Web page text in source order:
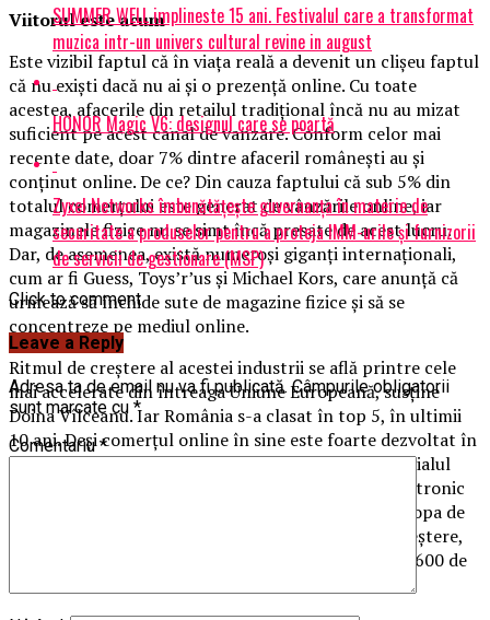
Viitorul este acum
Este vizibil faptul că în viaţa reală a devenit un clişeu faptul
că nu exişti dacă nu ai şi o prezenţă online. Cu toate
acestea, afacerile din retailul tradiţional încă nu au mizat
suficient pe acest canal de vanzare. Conform celor mai
recente date, doar 7% dintre afaceril româneşti au şi
conţinut online. De ce? Din cauza faptului că sub 5% din
totalul comerţului este generat de vânzările online, iar
magazinele fizice nu se simt încă presate de acest lucru.
Dar, de asemenea, există numeroşi giganţi internaţionali,
cum ar fi Guess, Toys’r’us şi Michael Kors, care anunţă că
urmează să închide sute de magazine fizice şi să se
concentreze pe mediul online.
Ritmul de creştere al acestei industrii se află printre cele
mai accelerate din întreaga Uniune Europeană, susţine
Doina Vîlceanu. Iar România s-a clasat în top 5, în ultimii
10 ani. Deşi comerţul online în sine este foarte dezvoltat în
România comparativ cu alte ţări din Europa, potenţialul
este încă uriaş. Indicatorii care susţin comerţul electronic
arată că România este de cinci ori sub ţările din Europa de
Vest la PIB/locuitor. Cu toate acestea suntem în creştere,
ne apropiem la 10.000 de euro, spre deosebire de 8.600 de
SUMMER WELL implineste 15 ani. Festivalul care a transformat
muzica intr-un univers cultural revine in august
HONOR Magic V6: designul care se poartă
Zyxel Networks îmbunătățește guvernanța în materie de
securitate a produselor pentru a proteja IMM-urile și furnizorii
de servicii de gestionare (MSP)
Click to comment
Leave a Reply
Adresa ta de email nu va fi publicată. Câmpurile obligatorii
sunt marcate cu *
Comentariu*